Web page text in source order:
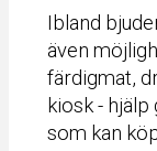
Ibland
även
färdigmat,
kiosk -
som kan